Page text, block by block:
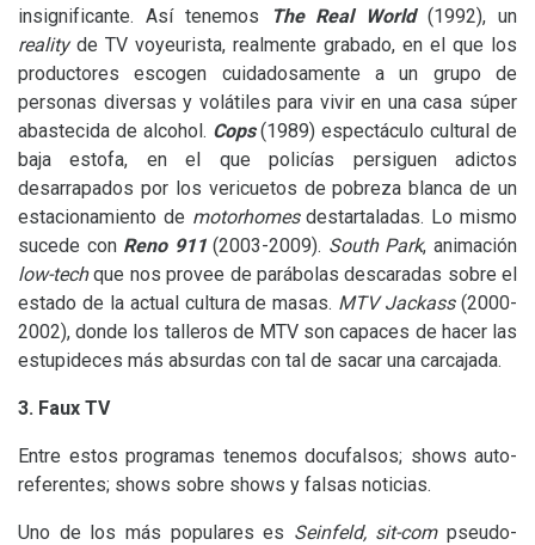
insignificante. Así tenemos
The Real World(1992), un
realityde TV voyeurista, realmente grabado, en el que los
productores escogen cuidadosamente a un grupo de
personas diversas y volátiles para vivir en una casa súper
abastecida de alcohol. Cops(1989) espectáculo cultural de
baja estofa, en el que policías persiguen adictos
desarrapados por los vericuetos de pobreza blanca de un
estacionamiento de motorhomesdestartaladas. Lo mismo
sucede con Reno 911(2003-2009). South Park, animación
low-techque nos provee de parábolas descaradas sobre el
estado de la actual cultura de masas. MTVJackass(2000-
2002), donde los talleros de MTV son capaces de hacer las
estupideces más absurdas con tal de sacar una carcajada.
3. Faux TV
Entre estos programas tenemos docufalsos; shows auto-
referentes; shows sobre shows y falsas noticias.
Uno de los más populares es Seinfeld, sit-compseudo-